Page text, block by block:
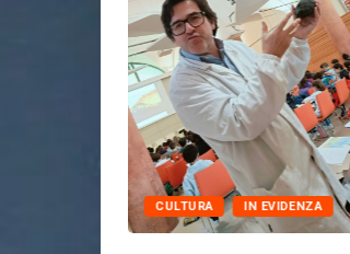
CULTURA IN EVIDENZA